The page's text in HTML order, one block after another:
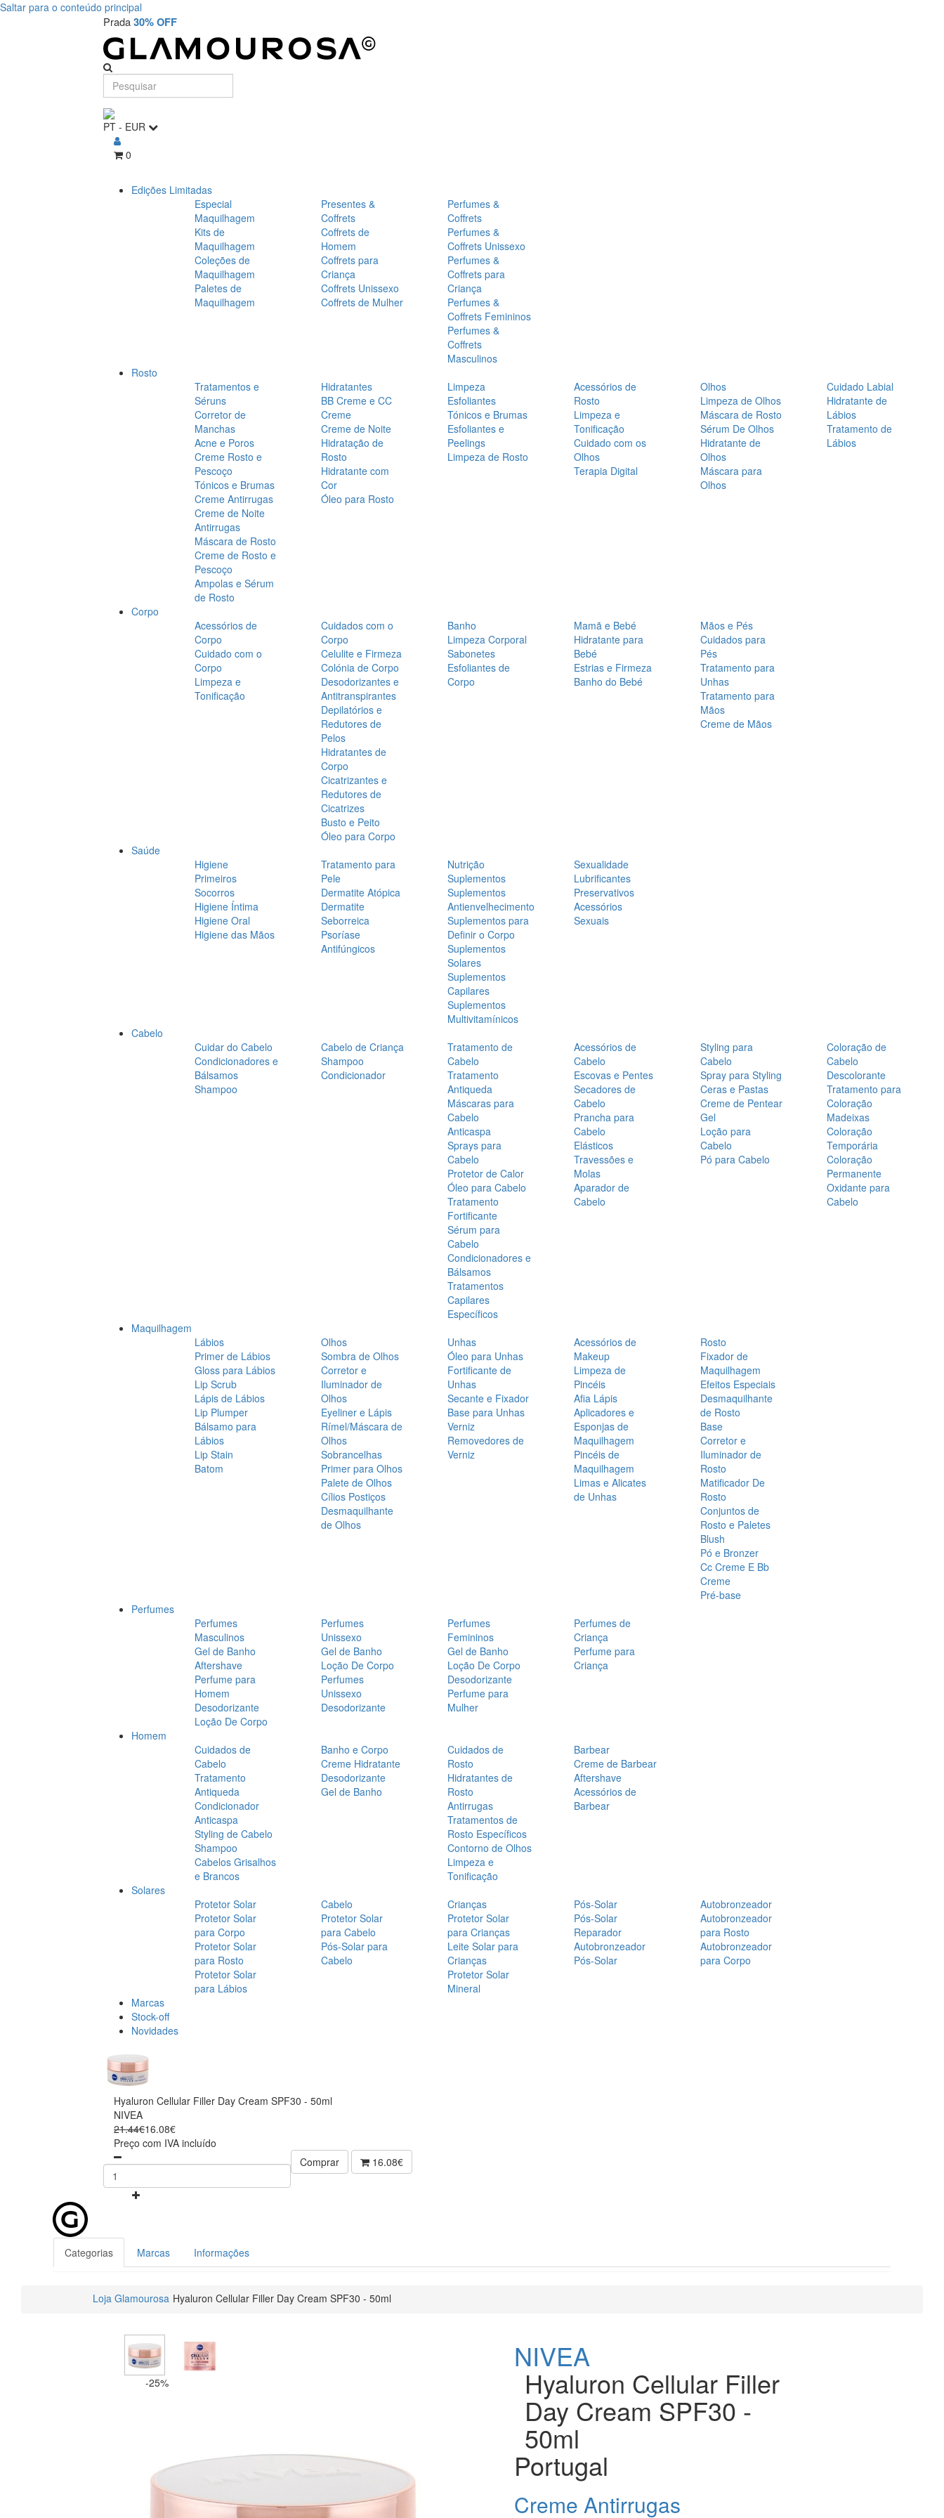
Saltar para o conteúdo principal
Prada30% OFF
PT - EUR
0
Edições Limitadas
Especial
Maquilhagem
Kits de
Maquilhagem
Coleções de
Maquilhagem
Paletes de
Maquilhagem
Presentes &
Coffrets
Coffrets de
Homem
Coffrets para
Criança
Coffrets Unissexo
Coffrets de Mulher
Perfumes &
Coffrets
Perfumes &
Coffrets Unissexo
Perfumes &
Coffrets para
Criança
Perfumes &
Coffrets Femininos
Perfumes &
Coffrets
Masculinos
Rosto
Tratamentos e
Séruns
Corretor de
Manchas
Acne e Poros
Creme Rosto e
Pescoço
Tónicos e Brumas
Creme Antirrugas
Creme de Noite
Antirrugas
Máscara de Rosto
Creme de Rosto e
Pescoço
Ampolas e Sérum
de Rosto
Hidratantes
BB Creme e CC
Creme
Creme de Noite
Hidratação de
Rosto
Hidratante com
Cor
Óleo para Rosto
Limpeza
Esfoliantes
Tónicos e Brumas
Esfoliantes e
Peelings
Limpeza de Rosto
Acessórios de
Rosto
Limpeza e
Tonificação
Cuidado com os
Olhos
Terapia Digital
Olhos
Limpeza de Olhos
Máscara de Rosto
Sérum De Olhos
Hidratante de
Olhos
Máscara para
Olhos
Cuidado Labial
Hidratante de
Lábios
Tratamento de
Lábios
Corpo
Acessórios de
Corpo
Cuidado com o
Corpo
Limpeza e
Tonificação
Cuidados com o
Corpo
Celulite e Firmeza
Colónia de Corpo
Desodorizantes e
Antitranspirantes
Depilatórios e
Redutores de
Pelos
Hidratantes de
Corpo
Cicatrizantes e
Redutores de
Cicatrizes
Busto e Peito
Óleo para Corpo
Banho
Limpeza Corporal
Sabonetes
Esfoliantes de
Corpo
Mamã e Bebé
Hidratante para
Bebé
Estrias e Firmeza
Banho do Bebé
Mãos e Pés
Cuidados para
Pés
Tratamento para
Unhas
Tratamento para
Mãos
Creme de Mãos
Saúde
Higiene
Primeiros
Socorros
Higiene Íntima
Higiene Oral
Higiene das Mãos
Tratamento para
Pele
Dermatite Atópica
Dermatite
Seborreica
Psoríase
Antifúngicos
Nutrição
Suplementos
Suplementos
Antienvelhecimento
Suplementos para
Definir o Corpo
Suplementos
Solares
Suplementos
Capilares
Suplementos
Multivitamínicos
Sexualidade
Lubrificantes
Preservativos
Acessórios
Sexuais
Cabelo
Cuidar do Cabelo
Condicionadores e
Bálsamos
Shampoo
Cabelo de Criança
Shampoo
Condicionador
Tratamento de
Cabelo
Tratamento
Antiqueda
Máscaras para
Cabelo
Anticaspa
Sprays para
Cabelo
Protetor de Calor
Óleo para Cabelo
Tratamento
Fortificante
Sérum para
Cabelo
Condicionadores e
Bálsamos
Tratamentos
Capilares
Específicos
Acessórios de
Cabelo
Escovas e Pentes
Secadores de
Cabelo
Prancha para
Cabelo
Elásticos
Travessões e
Molas
Aparador de
Cabelo
Styling para
Cabelo
Spray para Styling
Ceras e Pastas
Creme de Pentear
Gel
Loção para
Cabelo
Pó para Cabelo
Coloração de
Cabelo
Descolorante
Tratamento para
Coloração
Madeixas
Coloração
Temporária
Coloração
Permanente
Oxidante para
Cabelo
Maquilhagem
Lábios
Primer de Lábios
Gloss para Lábios
Lip Scrub
Lápis de Lábios
Lip Plumper
Bálsamo para
Lábios
Lip Stain
Batom
Olhos
Sombra de Olhos
Corretor e
Iluminador de
Olhos
Eyeliner e Lápis
Rímel/Máscara de
Olhos
Sobrancelhas
Primer para Olhos
Palete de Olhos
Cílios Postiços
Desmaquilhante
de Olhos
Unhas
Óleo para Unhas
Fortificante de
Unhas
Secante e Fixador
Base para Unhas
Verniz
Removedores de
Verniz
Acessórios de
Makeup
Limpeza de
Pincéis
Afia Lápis
Aplicadores e
Esponjas de
Maquilhagem
Pincéis de
Maquilhagem
Limas e Alicates
de Unhas
Rosto
Fixador de
Maquilhagem
Efeitos Especiais
Desmaquilhante
de Rosto
Base
Corretor e
Iluminador de
Rosto
Matificador De
Rosto
Conjuntos de
Rosto e Paletes
Blush
Pó e Bronzer
Cc Creme E Bb
Creme
Pré-base
Perfumes
Perfumes
Masculinos
Gel de Banho
Aftershave
Perfume para
Homem
Desodorizante
Loção De Corpo
Perfumes
Unissexo
Gel de Banho
Loção De Corpo
Perfumes
Unissexo
Desodorizante
Perfumes
Femininos
Gel de Banho
Loção De Corpo
Desodorizante
Perfume para
Mulher
Perfumes de
Criança
Perfume para
Criança
Homem
Cuidados de
Cabelo
Tratamento
Antiqueda
Condicionador
Anticaspa
Styling de Cabelo
Shampoo
Cabelos Grisalhos
e Brancos
Banho e Corpo
Creme Hidratante
Desodorizante
Gel de Banho
Cuidados de
Rosto
Hidratantes de
Rosto
Antirrugas
Tratamentos de
Rosto Específicos
Contorno de Olhos
Limpeza e
Tonificação
Barbear
Creme de Barbear
Aftershave
Acessórios de
Barbear
Solares
Protetor Solar
Protetor Solar
para Corpo
Protetor Solar
para Rosto
Protetor Solar
para Lábios
Cabelo
Protetor Solar
para Cabelo
Pós-Solar para
Cabelo
Crianças
Protetor Solar
para Crianças
Leite Solar para
Crianças
Protetor Solar
Mineral
Pós-Solar
Pós-Solar
Reparador
Autobronzeador
Pós-Solar
Autobronzeador
Autobronzeador
para Rosto
Autobronzeador
para Corpo
Marcas
Stock-off
Novidades
Hyaluron Cellular Filler Day Cream SPF30 - 50ml
NIVEA
21.44€16.08€
Preço com IVA incluído
Comprar
16.08€
Categorias Marcas Informações
Loja Glamourosa Hyaluron Cellular Filler Day Cream SPF30 - 50ml
-25%
NIVEA
Hyaluron Cellular Filler
Day Cream SPF30 -
50ml
Portugal
Creme Antirrugas